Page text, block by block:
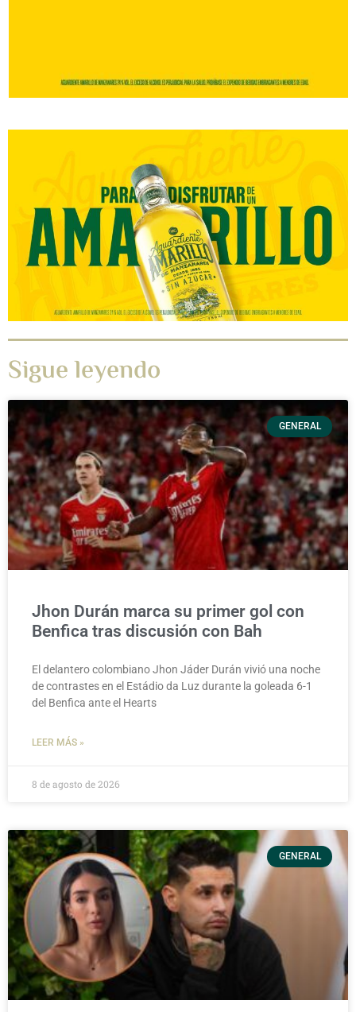
Sigue leyendo
GENERAL
Jhon Durán marca su primer gol con
Benfica tras discusión con Bah
El delantero colombiano Jhon Jáder Durán vivió una noche
de contrastes en el Estádio da Luz durante la goleada 6-1
del Benfica ante el Hearts
LEER MÁS »
8 de agosto de 2026
GENERAL